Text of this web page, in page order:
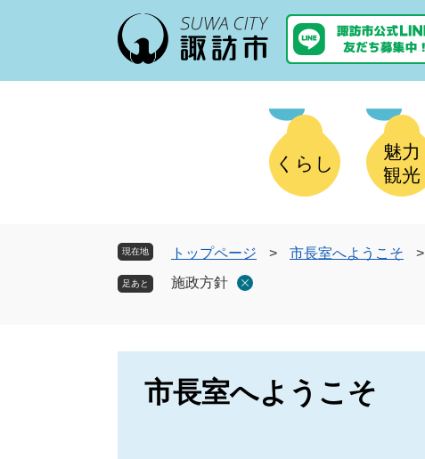
くらし
魅力
観光
現在地 トップページ > 市長室へようこそ >
施政方針
市長室へようこそ